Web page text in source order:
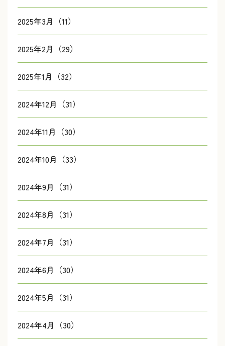
2025年3月（11）
2025年2月（29）
2025年1月（32）
2024年12月（31）
2024年11月（30）
2024年10月（33）
2024年9月（31）
2024年8月（31）
2024年7月（31）
2024年6月（30）
2024年5月（31）
2024年4月（30）